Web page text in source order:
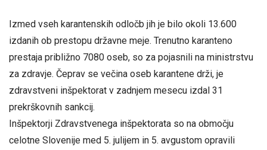
Izmed vseh karantenskih odločb jih je bilo okoli 13.600
izdanih ob prestopu državne meje. Trenutno karanteno
prestaja približno 7080 oseb, so za pojasnili na ministrstvu
za zdravje. Čeprav se večina oseb karantene drži, je
zdravstveni inšpektorat v zadnjem mesecu izdal 31
prekrškovnih sankcij.
Inšpektorji Zdravstvenega inšpektorata so na območju
celotne Slovenije med 5. julijem in 5. avgustom opravili